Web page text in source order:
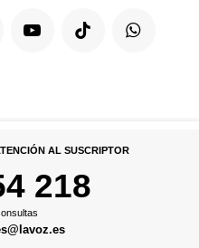
AL SUSCRIPTOR
218